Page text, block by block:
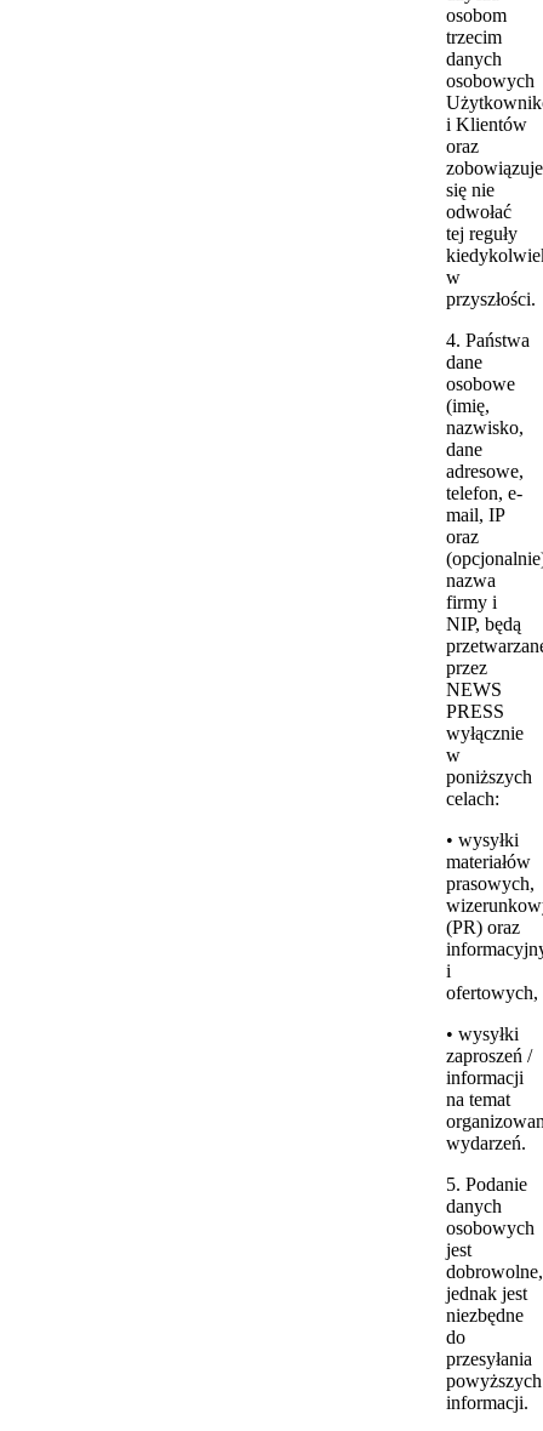
osobom
trzecim
danych
osobowych
i Klientów
oraz
zobowiązuje
się nie
odwołać
tej reguły
w
przyszłości.
4. Państwa
dane
osobowe
(imię,
nazwisko,
dane
adresowe,
telefon, e-
mail, IP
oraz
nazwa
firmy i
NIP, będą
przez
NEWS
PRESS
wyłącznie
w
poniższych
celach:
• wysyłki
materiałów
prasowych,
(PR) oraz
i
ofertowych,
• wysyłki
zaproszeń /
informacji
na temat
wydarzeń.
5. Podanie
danych
osobowych
jest
dobrowolne,
jednak jest
niezbędne
do
przesyłania
powyższych
informacji.